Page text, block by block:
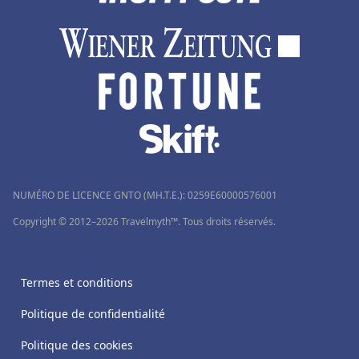
NUMÉRO DE LICENCE GNTO (MH.T.E.): 0259Ε60000576001
Copyright © 2012–2026 Travelmyth™. Tous droits réservés.
Termes et conditions
Politique de confidentialité
Politique des cookies